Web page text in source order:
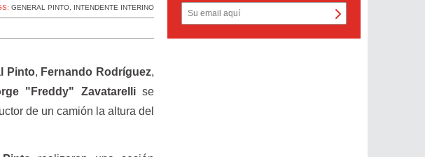
GENERAL PINTO INTENDENTE INTERINO
Pinto, Fernando Rodríguez,
"Freddy" Zavatarellise
de un camión la altura del